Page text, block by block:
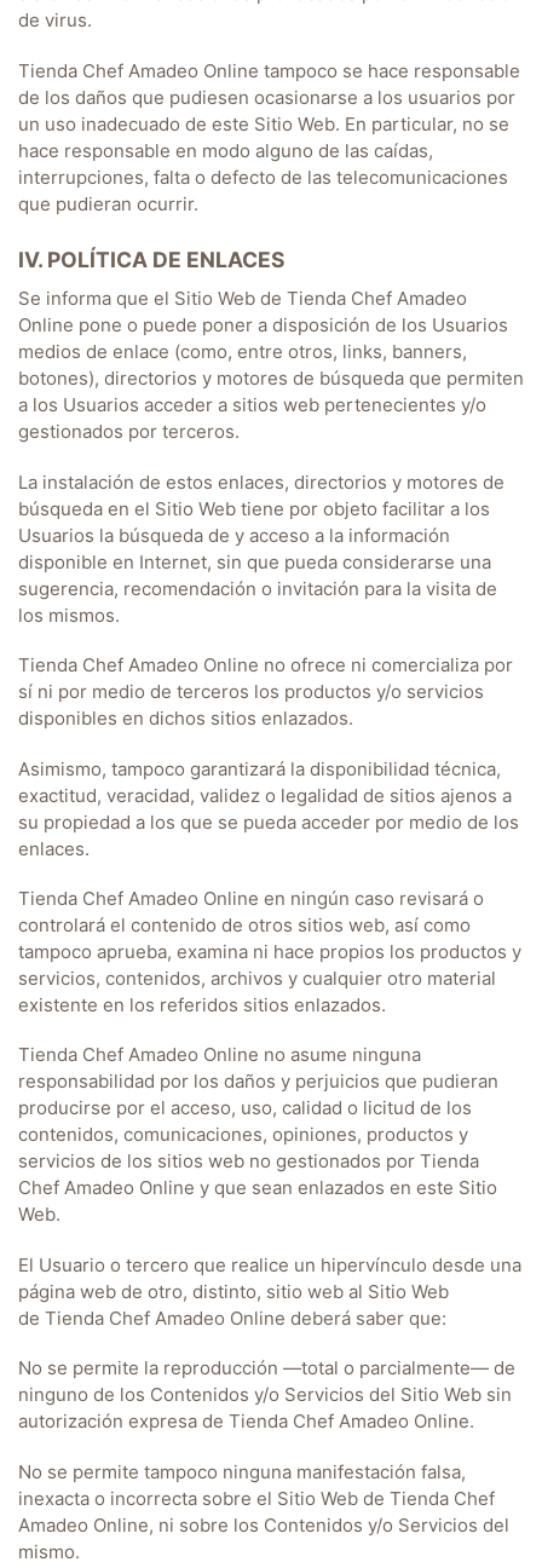
de virus.
Tienda Chef Amadeo Online tampoco se hace responsable
de los daños que pudiesen ocasionarse a los usuarios por
un uso inadecuado de este Sitio Web. En particular, no se
hace responsable en modo alguno de las caídas,
interrupciones, falta o defecto de las telecomunicaciones
que pudieran ocurrir.
IV. POLÍTICA DE ENLACES
Se informa que el Sitio Web de Tienda Chef Amadeo
Online pone o puede poner a disposición de los Usuarios
medios de enlace (como, entre otros, links, banners,
botones), directorios y motores de búsqueda que permiten
a los Usuarios acceder a sitios web pertenecientes y/o
gestionados por terceros.
La instalación de estos enlaces, directorios y motores de
búsqueda en el Sitio Web tiene por objeto facilitar a los
Usuarios la búsqueda de y acceso a la información
disponible en Internet, sin que pueda considerarse una
sugerencia, recomendación o invitación para la visita de
los mismos.
Tienda Chef Amadeo Online no ofrece ni comercializa por
sí ni por medio de terceros los productos y/o servicios
disponibles en dichos sitios enlazados.
Asimismo, tampoco garantizará la disponibilidad técnica,
exactitud, veracidad, validez o legalidad de sitios ajenos a
su propiedad a los que se pueda acceder por medio de los
enlaces.
Tienda Chef Amadeo Online en ningún caso revisará o
controlará el contenido de otros sitios web, así como
tampoco aprueba, examina ni hace propios los productos y
servicios, contenidos, archivos y cualquier otro material
existente en los referidos sitios enlazados.
Tienda Chef Amadeo Online no asume ninguna
responsabilidad por los daños y perjuicios que pudieran
producirse por el acceso, uso, calidad o licitud de los
contenidos, comunicaciones, opiniones, productos y
servicios de los sitios web no gestionados por Tienda
Chef Amadeo Online y que sean enlazados en este Sitio
Web.
El Usuario o tercero que realice un hipervínculo desde una
página web de otro, distinto, sitio web al Sitio Web
de Tienda Chef Amadeo Online deberá saber que:
No se permite la reproducción —total o parcialmente— de
ninguno de los Contenidos y/o Servicios del Sitio Web sin
autorización expresa de Tienda Chef Amadeo Online.
No se permite tampoco ninguna manifestación falsa,
inexacta o incorrecta sobre el Sitio Web de Tienda Chef
Amadeo Online, ni sobre los Contenidos y/o Servicios del
mismo.